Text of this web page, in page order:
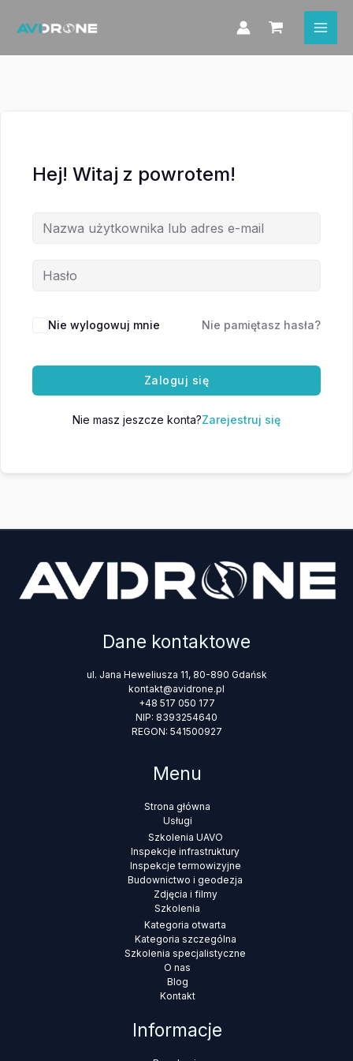
Hej! Witaj z powrotem!
Nie wylogowuj mnie Nie pamiętasz hasła?
Zaloguj się
Nie masz jeszcze konta?Zarejestruj się
Dane kontaktowe
ul. Jana Heweliusza 11, 80-890 Gdańsk
kontakt@avidrone.pl
+48 517 050 177
NIP: 8393254640
REGON: 541500927
Menu
Strona główna
Usługi
Szkolenia UAVO
Inspekcje infrastruktury
Inspekcje termowizyjne
Budownictwo i geodezja
Zdjęcia i filmy
Szkolenia
Kategoria otwarta
Kategoria szczególna
Szkolenia specjalistyczne
O nas
Blog
Kontakt
Informacje